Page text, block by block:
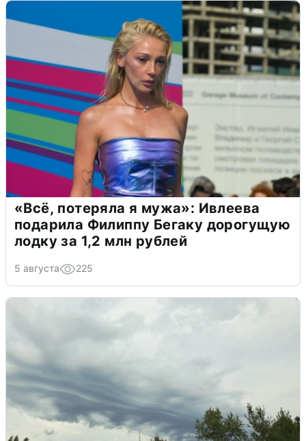
«Всё, потеряла я мужа»: Ивлеева
подарила Филиппу Бегаку дорогущую
лодку за 1,2 млн рублей
5 августа 225